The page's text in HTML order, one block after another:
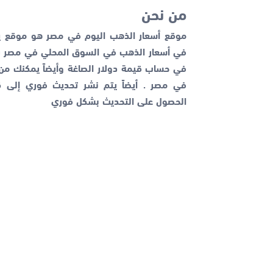
من نحن
موقع أسعار الذهب اليوم في مصر هو موقع
في أسعار الذهب في السوق المحلي في مصر
في حساب قيمة دولار الصاغة وأيضاً يمكنك
في مصر . أيضاً يتم نشر تحديث فوري إلى
الحصول على التحديث بشكل فوري